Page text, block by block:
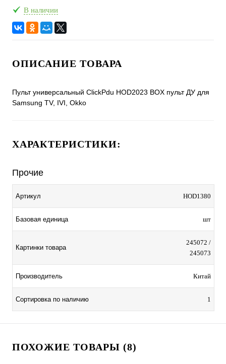
В наличии
ОПИСАНИЕ ТОВАРА
Пульт универсальный ClickPdu HOD2023 BOX пульт ДУ для
Samsung TV, IVI, Okko
ХАРАКТЕРИСТИКИ:
Прочие
Артикул HOD1380
Базовая единица шт
Картинки товара
245072 /
245073
Производитель Китай
Сортировка по наличию 1
ПОХОЖИЕ ТОВАРЫ (8)